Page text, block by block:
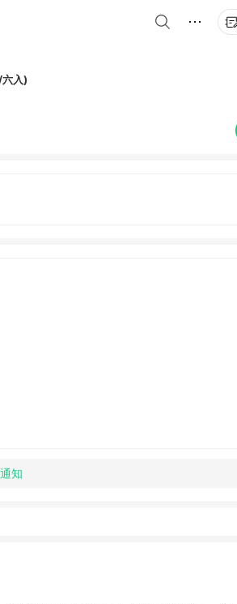
入)
知